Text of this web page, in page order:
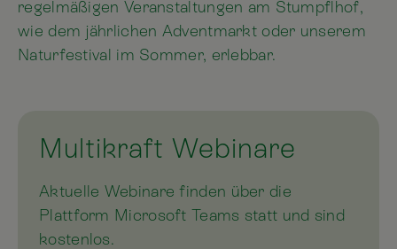
regelmäßigen Veranstaltungen am Stumpflhof,
wie dem jährlichen Adventmarkt oder unserem
Naturfestival im Sommer, erlebbar.
Multikraft Webinare
Aktuelle Webinare finden über die
Plattform Microsoft Teams statt und sind
kostenlos.